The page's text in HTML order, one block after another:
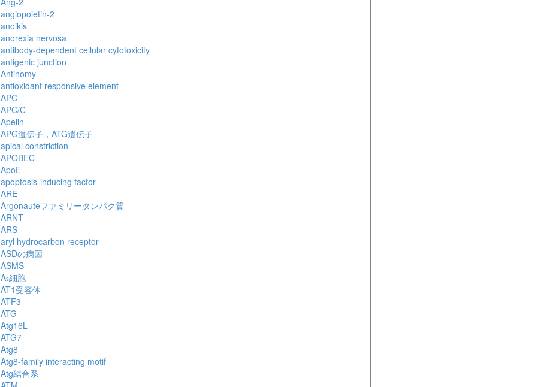
angiopoietin-2
anoikis
anorexia nervosa
antibody-dependent cellular cytotoxicity
antigenic junction
Antinomy
antioxidant responsive element
APC
APC/C
Apelin
APG遺伝子，ATG遺伝子
apical constriction
APOBEC
ApoE
apoptosis-inducing factor
ARE
Argonauteファミリータンパク質
ARNT
ARS
aryl hydrocarbon receptor
ASDの病因
ASMS
As細胞
AT1受容体
ATF3
ATG
Atg16L
ATG7
Atg8
Atg8-family interacting motif
Atg結合系